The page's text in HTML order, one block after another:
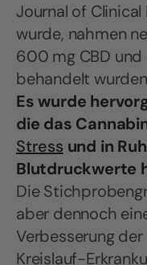
Journal of
wurde, nahmen
600 mg CBD
behandelt
Es wurde
die das
Stress und in
Blutdruckwerte
Die
aber dennoch
Verbesserung
Kreislauf-